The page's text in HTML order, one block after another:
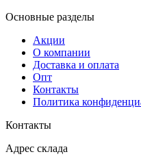
Основные разделы
Акции
О компании
Доставка и оплата
Опт
Контакты
Политика
Контакты
Адрес склада